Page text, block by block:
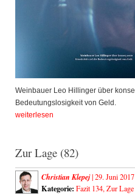
Weinbauer Leo Hillinger über
Bedeutungslosigkeit von Geld.
weiterlesen
Zur Lage (82)
Christian Klepej| 29. Juni
Kategorie: Fazit 134, Zur Lage